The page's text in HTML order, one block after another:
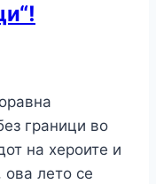
граници во
на хероите и
ова лето се